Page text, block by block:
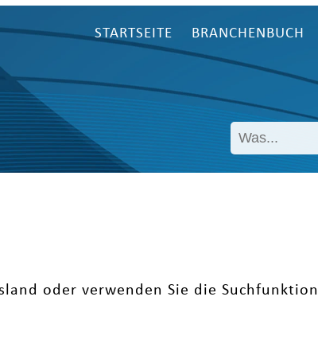
STARTSEITE BRANCHENBUCH
oder verwenden Sie die